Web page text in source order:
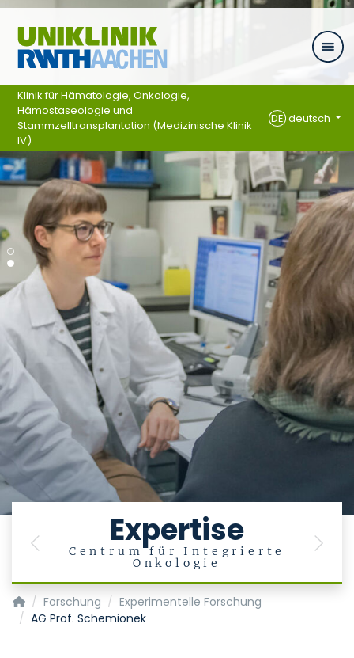
Ga naar navigatie
Expertise
Centrum für Integrierte
Onkologie
Previous Next
Klinik für Hämatologie, Onkologie,
Hämostaseologie und
Stammzelltransplantation (Medizinische Klinik
IV)
DEdeutsch
Klinik für Hämatologie, Onkologie, Hämostaseologie und
Forschung
Experimentelle Forschung
AG Prof. Schemionek